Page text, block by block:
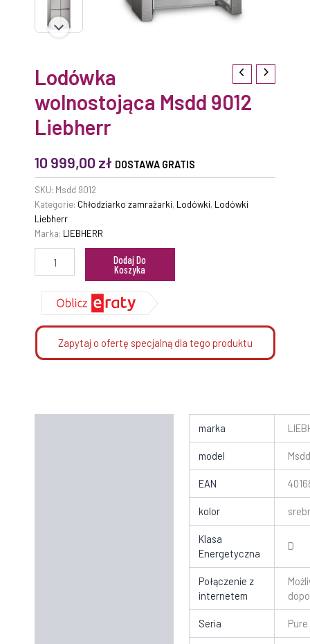
Lodówka
wolnostojąca Msdd 9012
Liebherr
10 999,00 zł DOSTAWA GRATIS
SKU: Msdd 9012
Kategorie: Chłodziarko zamrażarki, Lodówki, Lodówki
Liebherr
Marka: LIEBHERR
Dodaj Do
Koszyka
Zapytaj o ofertę specjalną dla tego produktu
marka
model
EAN
kolor
Klasa
Energetyczna
D
Połączenie z
internetem
Seria Pure